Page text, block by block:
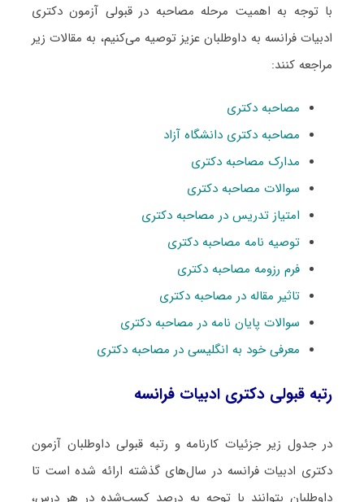
با توجه به اهمیت مرحله مصاحبه در قبولی آزمون دکتری
ادبیات فراﻧﺴﻪ به داوطلبان عزیز توصیه می‌کنیم، به مقالات زیر
مراجعه کنند:
مصاحبه دکتری
مصاحبه دکتری دانشگاه آزاد
مدارک مصاحبه دکتری
سوالات مصاحبه دکتری
امتیاز تدریس در مصاحبه دکتری
توصیه نامه مصاحبه دکتری
فرم رزومه مصاحبه دکتری
تاثیر مقاله در مصاحبه دکتری
سوالات پایان نامه در مصاحبه دکتری
معرفی خود به انگلیسی در مصاحبه دکتری
رتبه قبولی دکتری ادبیات فراﻧﺴﻪ
در جدول زیر جزئیات کارنامه و رتبه قبولی داوطلبان آزمون
دکتری ادبیات فراﻧﺴﻪ در سال‌های گذشته ارائه شده است تا
داوطلبان بتوانند با توجه به درصد کسب‌شده در هر درس،